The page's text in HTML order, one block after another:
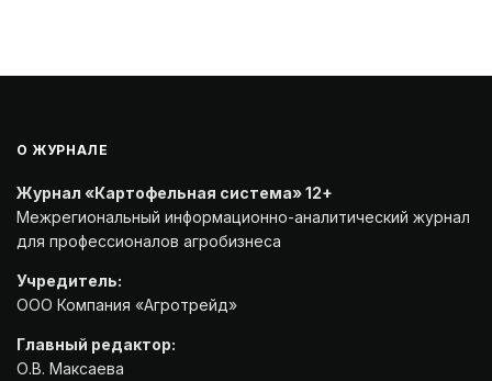
О ЖУРНАЛЕ
Журнал «Картофельная система» 12+
Межрегиональный информационно-аналитический журнал
для профессионалов агробизнеса
Учредитель:
ООО Компания «Агротрейд»
Главный редактор:
О.В. Максаева